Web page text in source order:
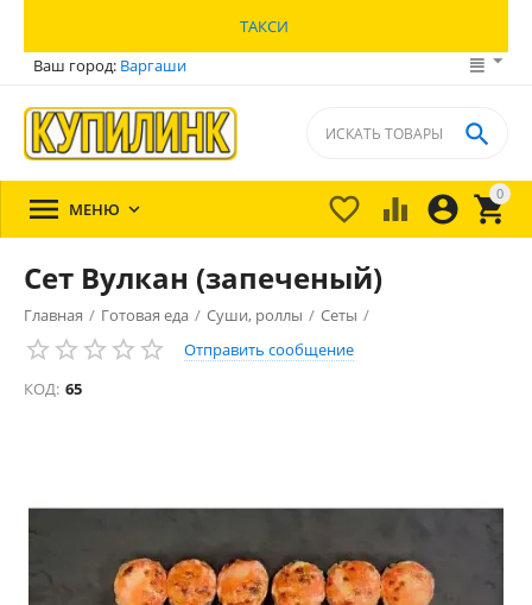
ТАКСИ
Ваш город: Варгаши
0


 

 МЕНЮ 
Сет Вулкан (запеченый)
Главная / Готовая еда / Суши, роллы / Сеты /
Отправить сообщение
КОД: 65